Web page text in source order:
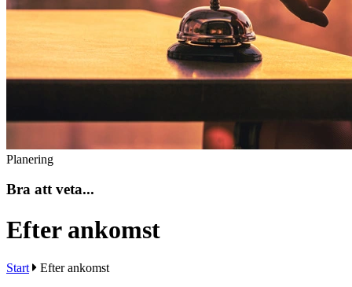
Planering
Bra att veta...
Efter ankomst
Start
Efter ankomst